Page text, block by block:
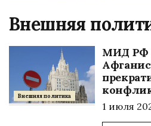
Внешняя
Внешняя политика
МИД РФ
1 июля